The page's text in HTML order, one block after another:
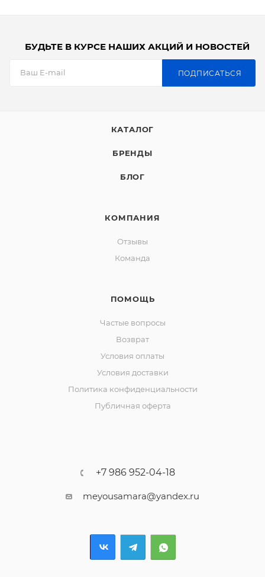
БУДЬТЕ В КУРСЕ НАШИХ АКЦИЙ И НОВОСТЕЙ
ПОДПИСАТЬСЯ
КАТАЛОГ
БРЕНДЫ
БЛОГ
КОМПАНИЯ
Отзывы
Команда
ПОМОЩЬ
Частые вопросы
Возврат
Условия оплаты
Условия доставки
Политика конфиденциальности
Публичная оферта
+7 986 952-04-18
meyousamara@yandex.ru